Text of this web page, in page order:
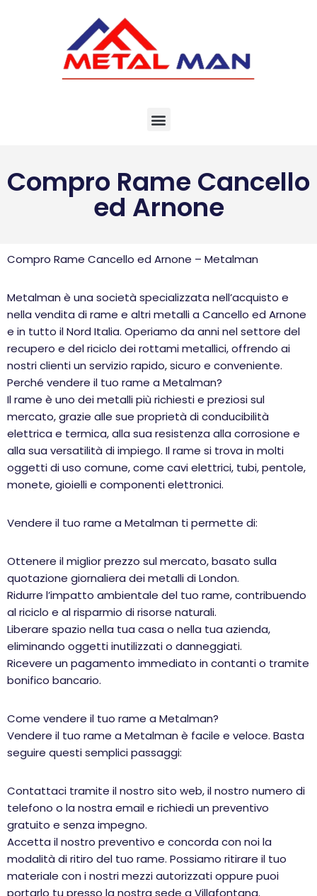
Compro Rame Cancello
ed Arnone
Compro Rame Cancello ed Arnone – Metalman
Metalman è una società specializzata nell’acquisto e
nella vendita di rame e altri metalli a Cancello ed Arnone
e in tutto il Nord Italia. Operiamo da anni nel settore del
recupero e del riciclo dei rottami metallici, offrendo ai
nostri clienti un servizio rapido, sicuro e conveniente.
Perché vendere il tuo rame a Metalman?
Il rame è uno dei metalli più richiesti e preziosi sul
mercato, grazie alle sue proprietà di conducibilità
elettrica e termica, alla sua resistenza alla corrosione e
alla sua versatilità di impiego. Il rame si trova in molti
oggetti di uso comune, come cavi elettrici, tubi, pentole,
monete, gioielli e componenti elettronici.
Vendere il tuo rame a Metalman ti permette di:
Ottenere il miglior prezzo sul mercato, basato sulla
quotazione giornaliera dei metalli di London.
Ridurre l’impatto ambientale del tuo rame, contribuendo
al riciclo e al risparmio di risorse naturali.
Liberare spazio nella tua casa o nella tua azienda,
eliminando oggetti inutilizzati o danneggiati.
Ricevere un pagamento immediato in contanti o tramite
bonifico bancario.
Come vendere il tuo rame a Metalman?
Vendere il tuo rame a Metalman è facile e veloce. Basta
seguire questi semplici passaggi:
Contattaci tramite il nostro sito web, il nostro numero di
telefono o la nostra email e richiedi un preventivo
gratuito e senza impegno.
Accetta il nostro preventivo e concorda con noi la
modalità di ritiro del tuo rame. Possiamo ritirare il tuo
materiale con i nostri mezzi autorizzati oppure puoi
portarlo tu presso la nostra sede a Villafontana.